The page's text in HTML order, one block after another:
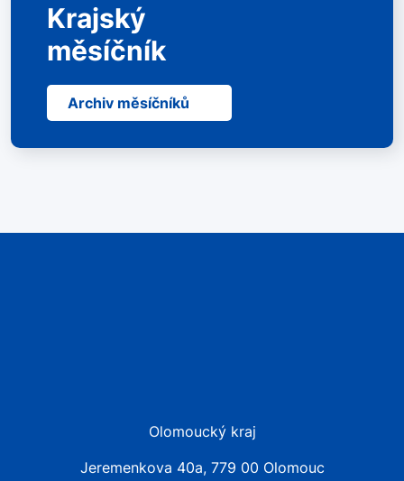
Krajský
měsíčník
Archiv měsíčníků
Olomoucký kraj
Jeremenkova 40a, 779 00 Olomouc